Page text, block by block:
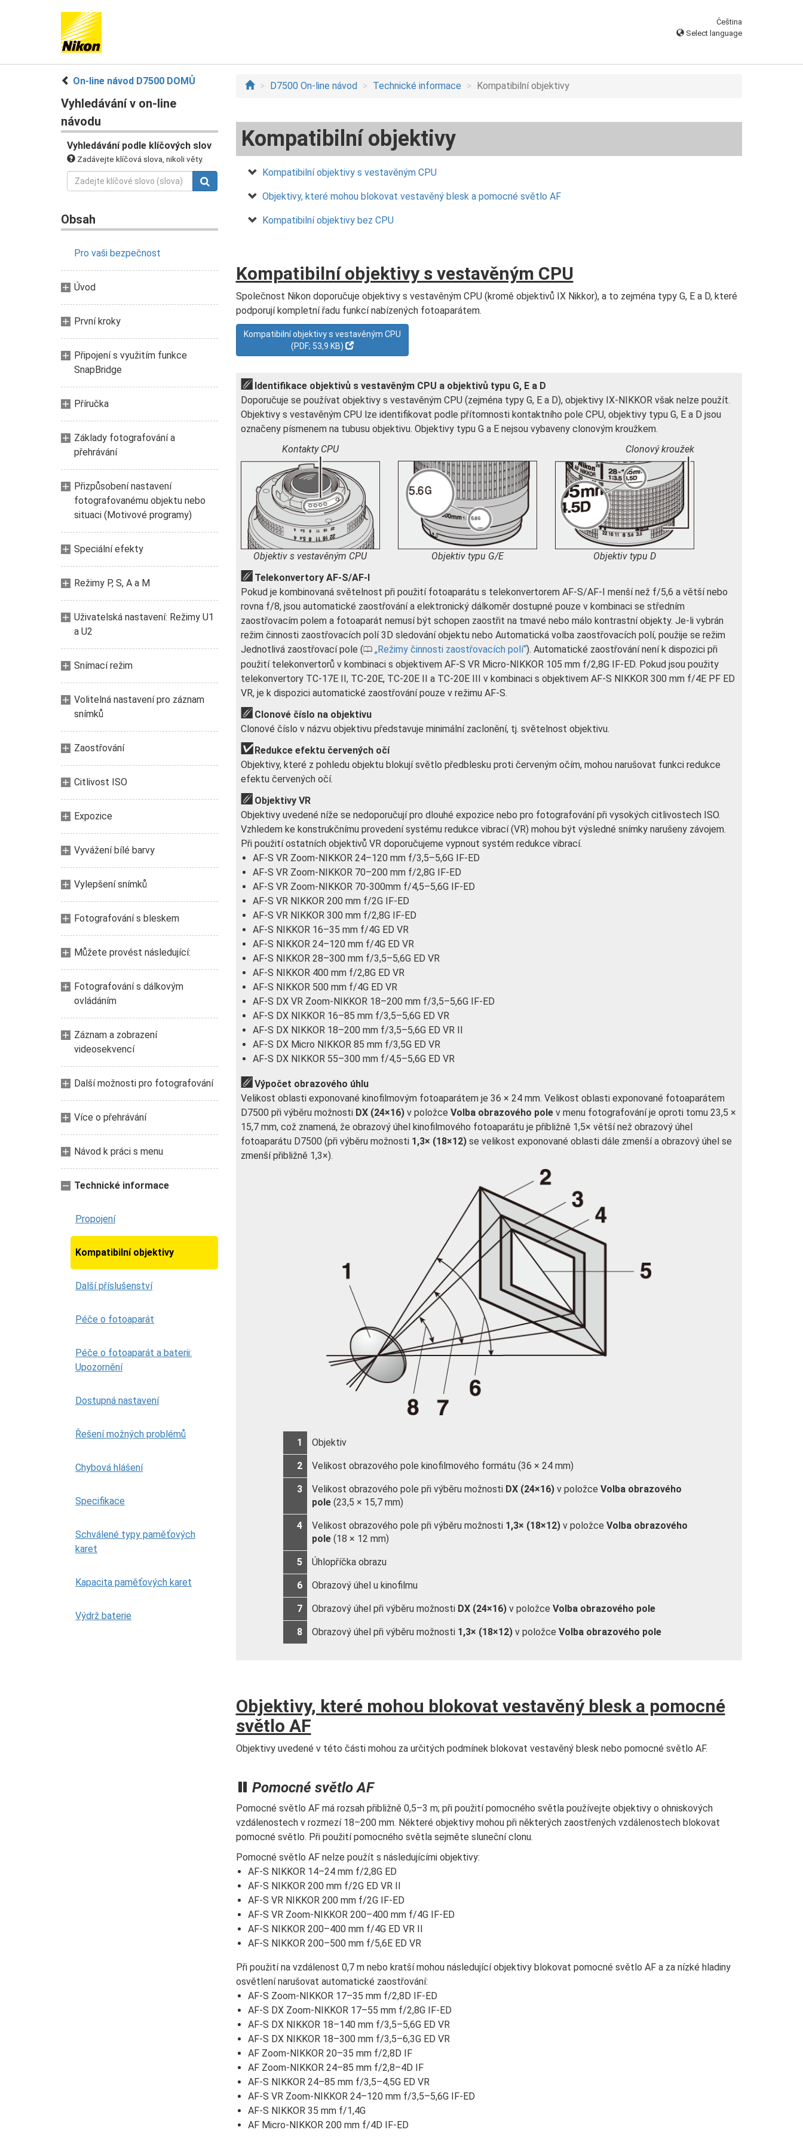
Čeština
Select language
On-line návod D7500 DOMŮ
Vyhledávání v on-line
návodu
Vyhledávání podle klíčových slov
Zadávejte klíčová slova, nikoli věty.
Obsah
Pro vaši bezpečnost
Úvod
První kroky
Připojení s využitím funkce
SnapBridge
Příručka
Základy fotografování a
přehrávání
Přizpůsobení nastavení
fotografovanému objektu nebo
situaci (Motivové programy)
Speciální efekty
Režimy P, S, A a M
Uživatelská nastavení: Režimy U1
a U2
Snímací režim
Volitelná nastavení pro záznam
snímků
Zaostřování
Citlivost ISO
Expozice
Vyvážení bílé barvy
Vylepšení snímků
Fotografování s bleskem
Můžete provést následující:
Fotografování s dálkovým
ovládáním
Záznam a zobrazení
videosekvencí
Další možnosti pro fotografování
Více o přehrávání
Návod k práci s menu
Technické informace
Propojení
Kompatibilní objektivy
Další příslušenství
Péče o fotoaparát
Péče o fotoaparát a baterii:
Upozornění
Dostupná nastavení
Řešení možných problémů
Chybová hlášení
Specifikace
Schválené typy paměťových
karet
Kapacita paměťových karet
Výdrž baterie
D7500 On-line návod Technické informace Kompatibilní objektivy
Kompatibilní objektivy
Kompatibilní objektivy s vestavěným CPU
Objektivy, které mohou blokovat vestavěný blesk a pomocné světlo AF
Kompatibilní objektivy bez CPU
Kompatibilní objektivy s vestavěným CPU
Společnost Nikon doporučuje objektivy s vestavěným CPU (kromě objektivů IX Nikkor), a to zejména typy G, E a D, které
podporují kompletní řadu funkcí nabízených fotoaparátem.
Kompatibilní objektivy s vestavěným CPU
(PDF; 53,9 KB)
Identifikace objektivů s vestavěným CPU a objektivů typu G, E a D
Doporučuje se používat objektivy s vestavěným CPU (zejména typy G, E a D), objektivy IX-NIKKOR však nelze použít.
Objektivy s vestavěným CPU lze identifikovat podle přítomnosti kontaktního pole CPU, objektivy typu G, E a D jsou
označeny písmenem na tubusu objektivu. Objektivy typu G a E nejsou vybaveny clonovým kroužkem.
Kontakty CPU
Objektiv s vestavěným CPU Objektiv typu G/E
Clonový kroužek
Objektiv typu D
Telekonvertory AF-S/AF-I
Pokud je kombinovaná světelnost při použití fotoaparátu s telekonvertorem AF-S/AF-I menší než f/5,6 a větší nebo
rovna f/8, jsou automatické zaostřování a elektronický dálkoměr dostupné pouze v kombinaci se středním
zaostřovacím polem a fotoaparát nemusí být schopen zaostřit na tmavé nebo málo kontrastní objekty. Je-li vybrán
režim činnosti zaostřovacích polí 3D sledování objektu nebo Automatická volba zaostřovacích polí, použije se režim
Jednotlivá zaostřovací pole (0 Režimy činnosti zaostřovacích polí ). Automatické zaostřování není k dispozici při
použití telekonvertorů v kombinaci s objektivem AF-S VR Micro-NIKKOR 105 mm f/2,8G IF-ED. Pokud jsou použity
telekonvertory TC-17E II, TC-20E, TC-20E II a TC-20E III v kombinaci s objektivem AF-S NIKKOR 300 mm f/4E PF ED
VR, je k dispozici automatické zaostřování pouze v režimu AF-S.
Clonové číslo na objektivu
Clonové číslo v názvu objektivu představuje minimální zaclonění, tj. světelnost objektivu.
Redukce efektu červených očí
Objektivy, které z pohledu objektu blokují světlo předblesku proti červeným očím, mohou narušovat funkci redukce
efektu červených očí.
Objektivy VR
Objektivy uvedené níže se nedoporučují pro dlouhé expozice nebo pro fotografování při vysokých citlivostech ISO.
Vzhledem ke konstrukčnímu provedení systému redukce vibrací (VR) mohou být výsledné snímky narušeny závojem.
Při použití ostatních objektivů VR doporučujeme vypnout systém redukce vibrací.
AF-S VR Zoom-NIKKOR 24–120 mm f/3,5–5,6G IF-ED
AF-S VR Zoom-NIKKOR 70–200 mm f/2,8G IF-ED
AF-S VR Zoom-NIKKOR 70-300mm f/4,5–5,6G IF-ED
AF-S VR NIKKOR 200 mm f/2G IF-ED
AF-S VR NIKKOR 300 mm f/2,8G IF-ED
AF-S NIKKOR 16–35 mm f/4G ED VR
AF-S NIKKOR 24–120 mm f/4G ED VR
AF-S NIKKOR 28–300 mm f/3,5–5,6G ED VR
AF-S NIKKOR 400 mm f/2,8G ED VR
AF-S NIKKOR 500 mm f/4G ED VR
AF-S DX VR Zoom-NIKKOR 18–200 mm f/3,5–5,6G IF-ED
AF-S DX NIKKOR 16–85 mm f/3,5–5,6G ED VR
AF-S DX NIKKOR 18–200 mm f/3,5–5,6G ED VR II
AF-S DX Micro NIKKOR 85 mm f/3,5G ED VR
AF-S DX NIKKOR 55–300 mm f/4,5–5,6G ED VR
Výpočet obrazového úhlu
Velikost oblasti exponované kinofilmovým fotoaparátem je 36 × 24 mm. Velikost oblasti exponované fotoaparátem
D7500 při výběru možnosti DX (24×16)v položce Volba obrazového polev menu fotografování je oproti tomu 23,5 ×
15,7 mm, což znamená, že obrazový úhel kinofilmového fotoaparátu je přibližně 1,5× větší než obrazový úhel
fotoaparátu D7500 (při výběru možnosti 1,3× (18×12)se velikost exponované oblasti dále zmenší a obrazový úhel se
zmenší přibližně 1,3×).
1 Objektiv
2 Velikost obrazového pole kinofilmového formátu (36 × 24 mm)
3 Velikost obrazového pole při výběru možnosti DX (24×16) v položceVolba obrazového
pole (23,5 × 15,7 mm)
4 Velikost obrazového pole při výběru možnosti 1,3× (18×12) v položceVolba obrazového
pole (18 × 12 mm)
5 Úhlopříčka obrazu
6 Obrazový úhel u kinofilmu
7 Obrazový úhel při výběru možnosti DX (24×16) v položceVolba obrazového pole
8 Obrazový úhel při výběru možnosti 1,3× (18×12) v položceVolba obrazového pole
Objektivy, které mohou blokovat vestavěný blesk a pomocné
světlo AF
Objektivy uvedené v této části mohou za určitých podmínek blokovat vestavěný blesk nebo pomocné světlo AF.
Pomocné světlo AF
Pomocné světlo AF má rozsah přibližně 0,5–3 m; při použití pomocného světla používejte objektivy o ohniskových
vzdálenostech v rozmezí 18–200 mm. Některé objektivy mohou při některých zaostřených vzdálenostech blokovat
pomocné světlo. Při použití pomocného světla sejměte sluneční clonu.
Pomocné světlo AF nelze použít s následujícími objektivy:
AF-S NIKKOR 14–24 mm f/2,8G ED
AF-S NIKKOR 200 mm f/2G ED VR II
AF-S VR NIKKOR 200 mm f/2G IF-ED
AF-S VR Zoom-NIKKOR 200–400 mm f/4G IF-ED
AF-S NIKKOR 200–400 mm f/4G ED VR II
AF-S NIKKOR 200–500 mm f/5,6E ED VR
Při použití na vzdálenost 0,7 m nebo kratší mohou následující objektivy blokovat pomocné světlo AF a za nízké hladiny
osvětlení narušovat automatické zaostřování:
AF-S Zoom-NIKKOR 17–35 mm f/2,8D IF-ED
AF-S DX Zoom-NIKKOR 17–55 mm f/2,8G IF-ED
AF-S DX NIKKOR 18–140 mm f/3,5–5,6G ED VR
AF-S DX NIKKOR 18–300 mm f/3,5–6,3G ED VR
AF Zoom-NIKKOR 20–35 mm f/2,8D IF
AF Zoom-NIKKOR 24–85 mm f/2,8–4D IF
AF-S NIKKOR 24–85 mm f/3,5–4,5G ED VR
AF-S VR Zoom-NIKKOR 24–120 mm f/3,5–5,6G IF-ED
AF-S NIKKOR 35 mm f/1,4G
AF Micro-NIKKOR 200 mm f/4D IF-ED